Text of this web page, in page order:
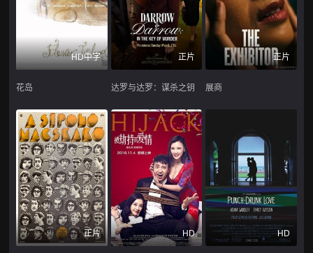
HD中字
花岛
正片
达罗与达罗：谋杀之钥
正片
展商
正片 HD HD